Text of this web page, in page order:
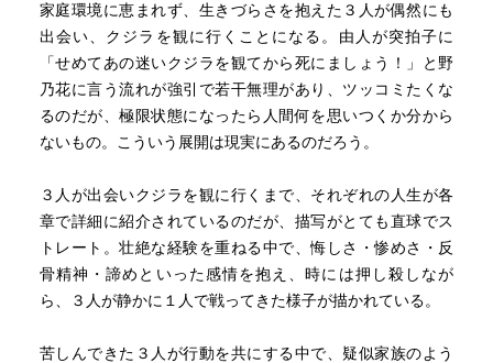
家庭環境に恵まれず、生きづらさを抱えた３人が偶然にも
出会い、クジラを観に行くことになる。由人が突拍子に
「せめてあの迷いクジラを観てから死にましょう！」と野
乃花に言う流れが強引で若干無理があり、ツッコミたくな
るのだが、極限状態になったら人間何を思いつくか分から
ないもの。こういう展開は現実にあるのだろう。
３人が出会いクジラを観に行くまで、それぞれの人生が各
章で詳細に紹介されているのだが、描写がとても直球でス
トレート。壮絶な経験を重ねる中で、悔しさ・惨めさ・反
骨精神・諦めといった感情を抱え、時には押し殺しなが
ら、３人が静かに１人で戦ってきた様子が描かれている。
苦しんできた３人が行動を共にする中で、疑似家族のよう